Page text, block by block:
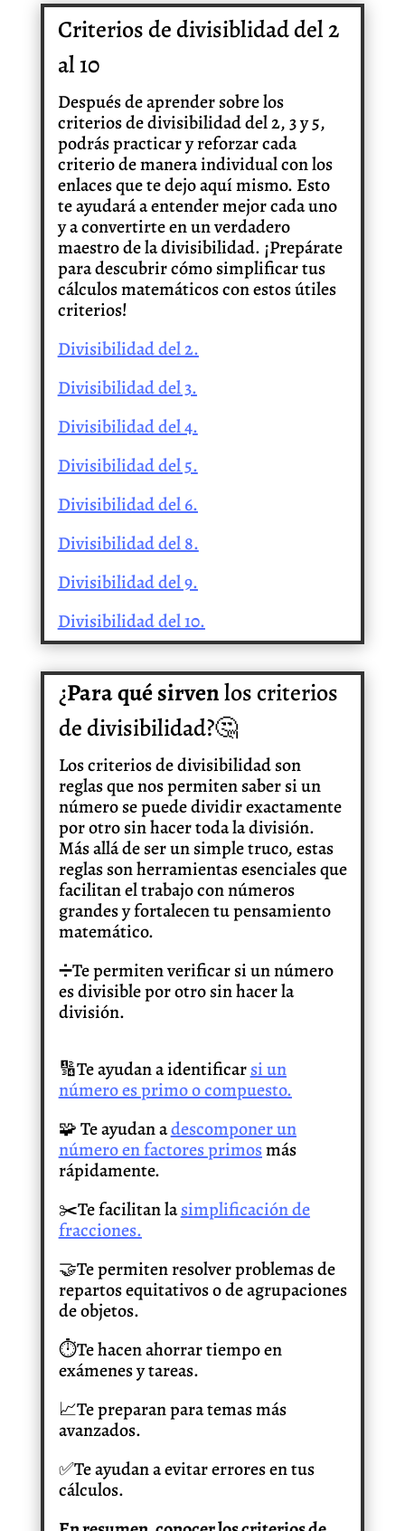
Criterios de divisiblidad del 2
al 10
Después de aprender sobre los
criterios de divisibilidad del 2, 3 y 5,
podrás practicar y reforzar cada
criterio de manera individual con los
enlaces que te dejo aquí mismo. Esto
te ayudará a entender mejor cada uno
y a convertirte en un verdadero
maestro de la divisibilidad. ¡Prepárate
para descubrir cómo simplificar tus
cálculos matemáticos con estos útiles
criterios!
Divisibilidad del 2.
Divisibilidad del 3.
Divisibilidad del 4.
Divisibilidad del 5.
Divisibilidad del 6.
Divisibilidad del 8.
Divisibilidad del 9.
Divisibilidad del 10.
¿Para qué sirvenlos criterios
de divisibilidad?🤔
Los criterios de divisibilidad son
reglas que nos permiten saber si un
número se puede dividir exactamente
por otro sin hacer toda la división.
Más allá de ser un simple truco, estas
reglas son herramientas esenciales que
facilitan el trabajo con números
grandes y fortalecen tu pensamiento
matemático.
➗Te permiten verificar si un número
es divisible por otro sin hacer la
división.
🔢Te ayudan a identificarsi un
número es primo o compuesto.
🧩 Te ayudan adescomponer un
número en factores primosmás
rápidamente.
✂️Te facilitan lasimplificación de
fracciones.
🤝Te permiten resolver problemas de
repartos equitativos o de agrupaciones
de objetos.
⏱️Te hacen ahorrar tiempo en
exámenes y tareas.
📈Te preparan para temas más
avanzados.
✅Te ayudan a evitar errores en tus
cálculos.